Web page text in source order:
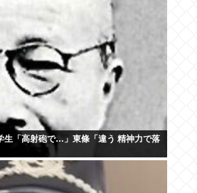
生「高射砲で…」東條「違う 精神力で落